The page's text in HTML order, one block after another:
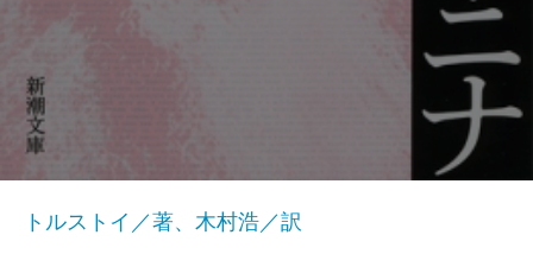
トルストイ／著、木村浩／訳